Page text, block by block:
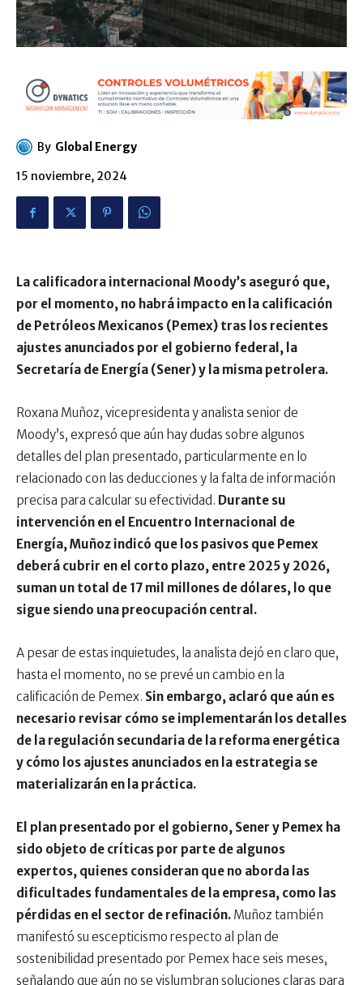
By Global Energy
15 noviembre, 2024
La calificadora internacional Moody’s aseguró que,
por el momento, no habrá impacto en la calificación
de Petróleos Mexicanos (Pemex) tras los recientes
ajustes anunciados por el gobierno federal, la
Secretaría de Energía (Sener) y la misma petrolera.
Roxana Muñoz, vicepresidenta y analista senior de
Moody’s, expresó que aún hay dudas sobre algunos
detalles del plan presentado, particularmente en lo
relacionado con las deducciones y la falta de información
precisa para calcular su efectividad. Durante su
intervención en el Encuentro Internacional de
Energía, Muñoz indicó que los pasivos que Pemex
deberá cubrir en el corto plazo, entre 2025 y 2026,
suman un total de 17 mil millones de dólares, lo que
sigue siendo una preocupación central.
A pesar de estas inquietudes, la analista dejó en claro que,
hasta el momento, no se prevé un cambio en la
calificación de Pemex. Sin embargo, aclaró que aún es
necesario revisar cómo se implementarán los detalles
de la regulación secundaria de la reforma energética
y cómo los ajustes anunciados en la estrategia se
materializarán en la práctica.
El plan presentado por el gobierno, Sener y Pemex ha
sido objeto de críticas por parte de algunos
expertos, quienes consideran que no aborda las
dificultades fundamentales de la empresa, como las
pérdidas en el sector de refinación. Muñoz también
manifestó su escepticismo respecto al plan de
sostenibilidad presentado por Pemex hace seis meses,
señalando que aún no se vislumbran soluciones claras para